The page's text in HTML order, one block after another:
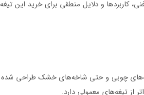
کاربردها و دلایل منطقی برای خرید این تیغه
ساقه‌های چوبی و حتی شاخه‌های خشک طراحی شده